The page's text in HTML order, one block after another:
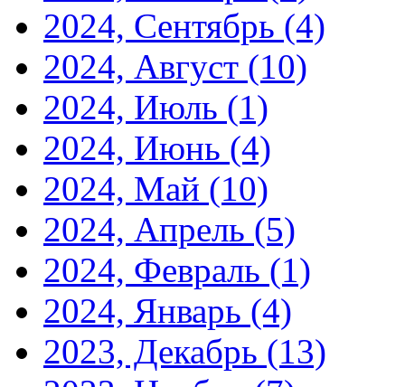
2024, Сентябрь (4)
2024, Август (10)
2024, Июль (1)
2024, Июнь (4)
2024, Май (10)
2024, Апрель (5)
2024, Февраль (1)
2024, Январь (4)
2023, Декабрь (13)